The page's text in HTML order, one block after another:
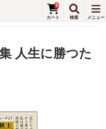
0
人生に勝つた